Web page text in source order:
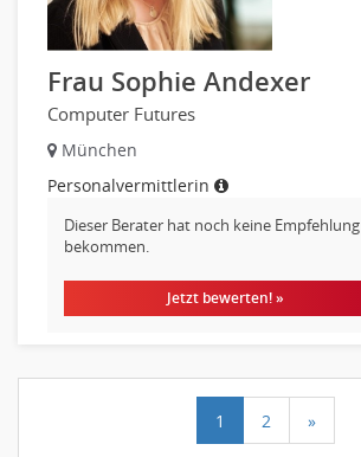
Frau Sophie Andexer
Computer Futures
München
Personalvermittlerin
Dieser Berater hat noch keine Empfehlung
bekommen.
Jetzt bewerten! »
1 2 »